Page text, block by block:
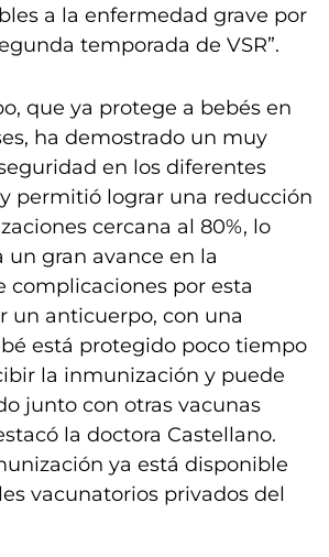
a la enfermedad grave por
temporada de VSR”.
que ya protege a bebés en
ha demostrado un muy
en los diferentes
permitió lograr una reducción
cercana al 80%, lo
un gran avance en la
complicaciones por esta
un anticuerpo, con una
está protegido poco tiempo
la inmunización y puede
junto con otras vacunas
la doctora Castellano.
ya está disponible
vacunatorios privados del